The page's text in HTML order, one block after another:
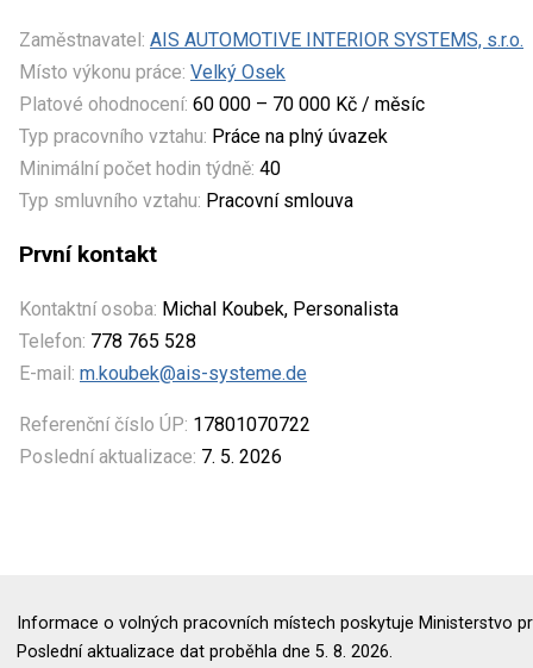
Zaměstnavatel: AIS AUTOMOTIVE INTERIOR SYSTEMS, s.r.o.
Místo výkonu práce: Velký Osek
Platové ohodnocení: 60 000 – 70 000 Kč / měsíc
Typ pracovního vztahu: Práce na plný úvazek
Minimální počet hodin týdně: 40
Typ smluvního vztahu: Pracovní smlouva
První kontakt
Kontaktní osoba: Michal Koubek, Personalista
Telefon: 778 765 528
E-mail: m.koubek@ais-systeme.de
Referenční číslo ÚP: 17801070722
Poslední aktualizace: 7. 5. 2026
Informace o volných pracovních místech poskytuje Ministerstvo
Poslední aktualizace dat proběhla dne 5. 8. 2026.